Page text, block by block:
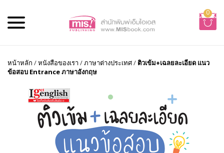
0
หน้าหลัก /หนังสือของเรา /ภาษาต่างประเทศ/ ติวเข้ม+เฉลยละเอียด แนว
ข้อสอบ Entrance ภาษาอังกฤษ